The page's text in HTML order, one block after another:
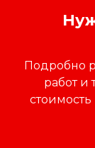
Подробно
работ и